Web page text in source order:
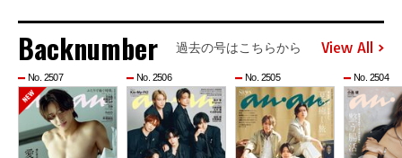
Backnumber 過去の号はこちらから View All
No. 2507 No. 2506 No. 2505 No. 2504